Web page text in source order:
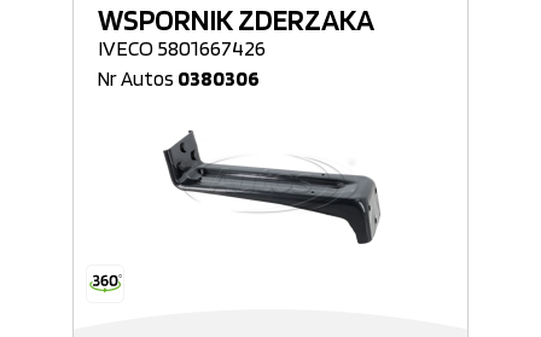
WSPORNIK ZDERZAKA
IVECO 5801667426
Nr Autos 0380306